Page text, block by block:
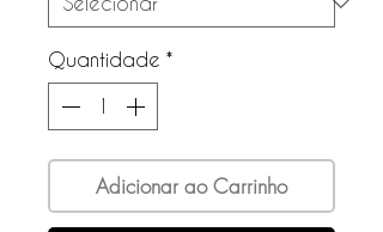
Quantidade *
Adicionar ao Carrinho